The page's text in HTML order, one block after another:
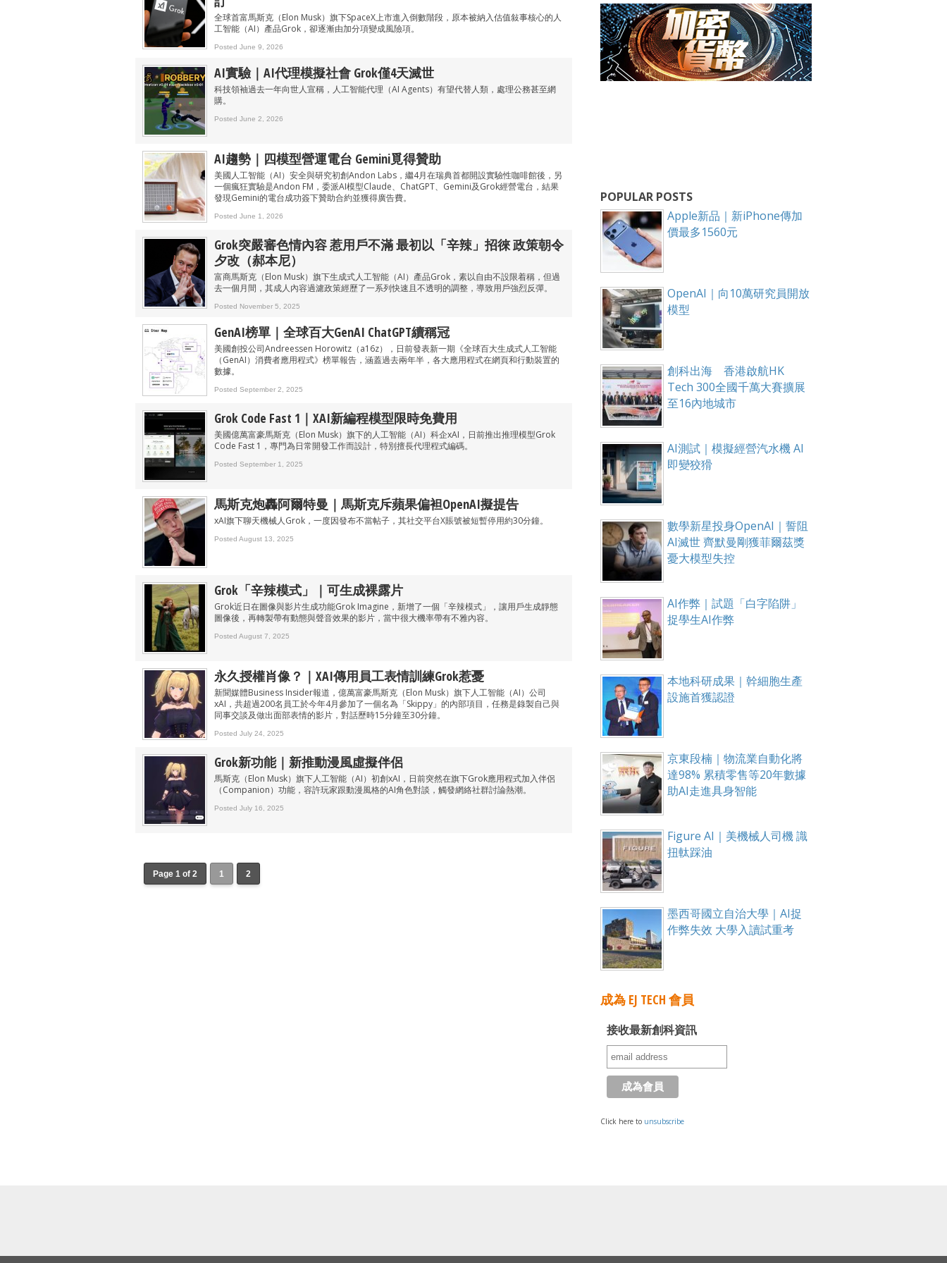
全球首富馬斯克（Elon Musk）旗下SpaceX上市進入倒數階段，原本被納入估值敍事核心的人
工智能（AI）產品Grok，卻逐漸由加分項變成風險項。
Posted June 9, 2026
AI實驗｜AI代理模擬社會 Grok僅4天滅世
科技領袖過去一年向世人宣稱，人工智能代理（AI Agents）有望代替人類，處理公務甚至網
購。
Posted June 2, 2026
AI趨勢｜四模型營運電台 Gemini覓得贊助
美國人工智能（AI）安全與研究初創Andon Labs，繼4月在瑞典首都開設實驗性咖啡館後，另
一個瘋狂實驗是Andon FM，委派AI模型Claude、ChatGPT、Gemini及Grok經營電台，結果
發現Gemini的電台成功簽下贊助合約並獲得廣告費。
Posted June 1, 2026
Grok突嚴審色情內容 惹用戶不滿 最初以「辛辣」招徠 政策朝令
夕改（郝本尼）
富商馬斯克（Elon Musk）旗下生成式人工智能（AI）產品Grok，素以自由不設限着稱，但過
去一個月間，其成人內容過濾政策經歷了一系列快速且不透明的調整，導致用戶強烈反彈。
Posted November 5, 2025
GenAI榜單｜全球百大GenAI ChatGPT續稱冠
美國創投公司Andreessen Horowitz（a16z），日前發表新一期《全球百大生成式人工智能
（GenAI）消費者應用程式》榜單報告，涵蓋過去兩年半，各大應用程式在網頁和行動裝置的
數據。
Posted September 2, 2025
Grok Code Fast 1｜xAI新編程模型限時免費用
美國億萬富豪馬斯克（Elon Musk）旗下的人工智能（AI）科企xAI，日前推出推理模型Grok
Code Fast 1，專門為日常開發工作而設計，特別擅長代理程式編碼。
Posted September 1, 2025
馬斯克炮轟阿爾特曼｜馬斯克斥蘋果偏袒OpenAI擬提告
xAI旗下聊天機械人Grok，一度因發布不當帖子，其社交平台X賬號被短暫停用約30分鐘。
Posted August 13, 2025
Grok「辛辣模式」｜可生成裸露片
Grok近日在圖像與影片生成功能Grok Imagine，新增了一個「辛辣模式」，讓用戶生成靜態
圖像後，再轉製帶有動態與聲音效果的影片，當中很大機率帶有不雅內容。
Posted August 7, 2025
永久授權肖像？｜xAI傳用員工表情訓練Grok惹憂
新聞媒體Business Insider報道，億萬富豪馬斯克（Elon Musk）旗下人工智能（AI）公司
xAI，共超過200名員工於今年4月參加了一個名為「Skippy」的內部項目，任務是錄製自己與
同事交談及做出面部表情的影片，對話歷時15分鐘至30分鐘。
Posted July 24, 2025
Grok新功能｜新推動漫風虛擬伴侶
馬斯克（Elon Musk）旗下人工智能（AI）初創xAI，日前突然在旗下Grok應用程式加入伴侶
（Companion）功能，容許玩家跟動漫風格的AI角色對談，觸發網絡社群討論熱潮。
Posted July 16, 2025
Page 1 of 2 1 2
POPULAR POSTS
Apple新品｜新iPhone傳加
價最多1560元
OpenAI｜向10萬研究員開放
模型
創科出海 香港啟航HK
Tech 300全國千萬大賽擴展
至16內地城市
AI測試｜模擬經營汽水機 AI
即變狡猾
數學新星投身OpenAI｜誓阻
AI滅世 齊默曼剛獲菲爾茲獎
憂大模型失控
AI作弊｜試題「白字陷阱」
捉學生AI作弊
本地科研成果｜幹細胞生產
設施首獲認證
京東段楠｜物流業自動化將
達98% 累積零售等20年數據
助AI走進具身智能
Figure AI｜美機械人司機 識
扭軚踩油
墨西哥國立自治大學｜AI捉
作弊失效 大學入讀試重考
成為 EJ TECH 會員
接收最新創科資訊
Click here to unsubscribe